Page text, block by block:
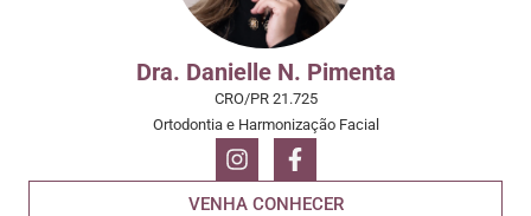
Dra. Danielle N. Pimenta
CRO/PR 21.725
Ortodontia e Harmonização Facial
VENHA CONHECER